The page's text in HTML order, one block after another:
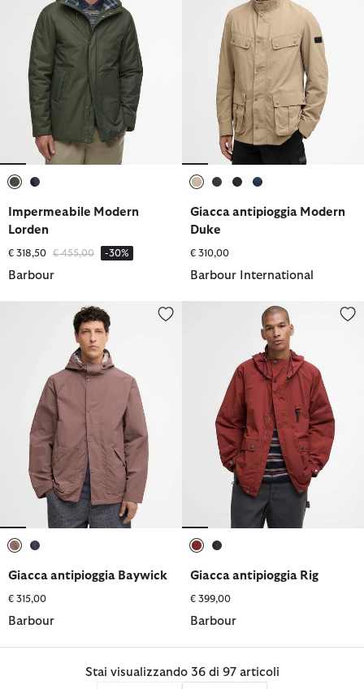
Impermeabile Modern
Lorden
€ 318,50 Prezzo ridotto da
€ 455,00a -30%
Barbour
Giacca antipioggia Modern
Duke
€ 310,00
Barbour International
Giacca antipioggia Baywick
Giacca antipioggia Baywick
€ 315,00
Barbour
Giacca antipioggia Rig
Giacca antipioggia Rig
€ 399,00
Barbour
Stai visualizzando 36 di 97 articoli